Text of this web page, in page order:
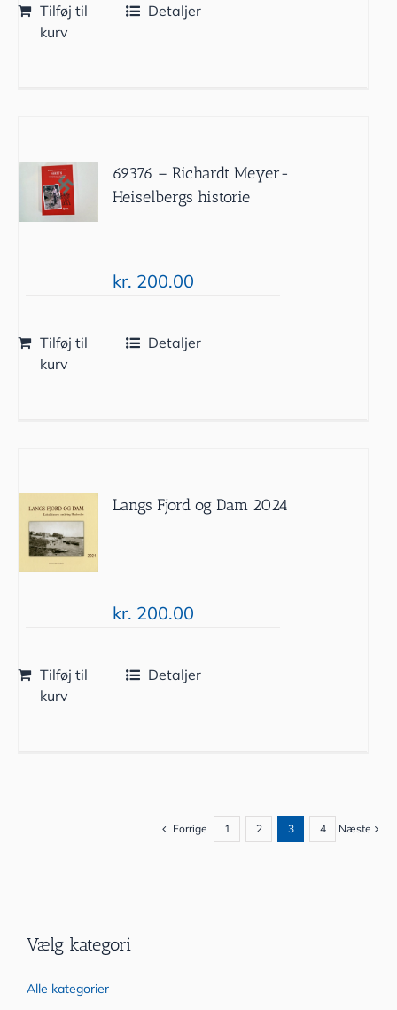
Tilføj til
kurv
Detaljer
69376 – Richardt Meyer-
Heiselbergs historie
kr. 200.00
Tilføj til
kurv
Detaljer
Langs Fjord og Dam 2024
kr. 200.00
Tilføj til
kurv
Detaljer
Forrige 1 2 3 4 Næste
Vælg kategori
Alle kategorier